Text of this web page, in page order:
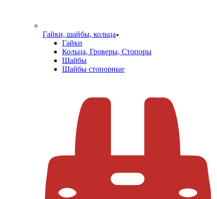
Гайки, шайбы, кольца
Гайки
Кольца, Гроверы, Стопоры
Шайбы
Шайбы стопорные